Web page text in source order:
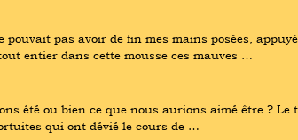
pas avoir de fin mes mains posées,
entier dans cette mousse ces mauves …
été ou bien ce que nous aurions aimé être ?
qui ont dévié le cours de …